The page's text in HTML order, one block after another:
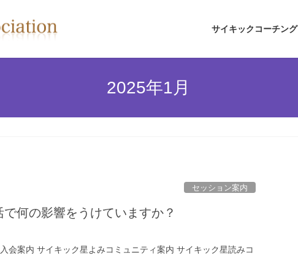
サイキックコーチング
2025年1月
セッション案内
何の影響をうけていますか？
会案内 サイキック星よみコミュニティ案内 サイキック星読みコ